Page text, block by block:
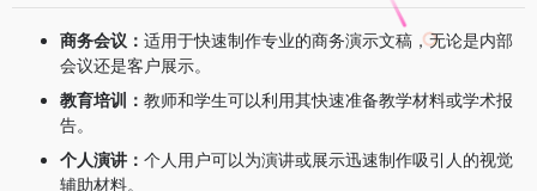
商务会议： 适用于快速制作专业的商务演示文稿，无论是内部
会议还是客户展示。
教育培训： 教师和学生可以利用其快速准备教学材料或学术报
告。
个人演讲： 个人用户可以为演讲或展示迅速制作吸引人的视觉
辅助材料。